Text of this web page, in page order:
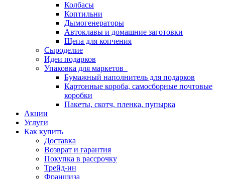
Колбасы
Коптильни
Дымогенераторы
Автоклавы и домашние заготовки
Щепа для копчения
Сыроделие
Идеи подарков
Упаковка для маркетов
Бумажный наполнитель для подарков
Картонные короба, самосборные почтовые
коробки
Пакеты, скотч, пленка, пупырка
Акции
Услуги
Как купить
Доставка
Возврат и гарантия
Покупка в рассрочку
Трейд-ин
Франшиза